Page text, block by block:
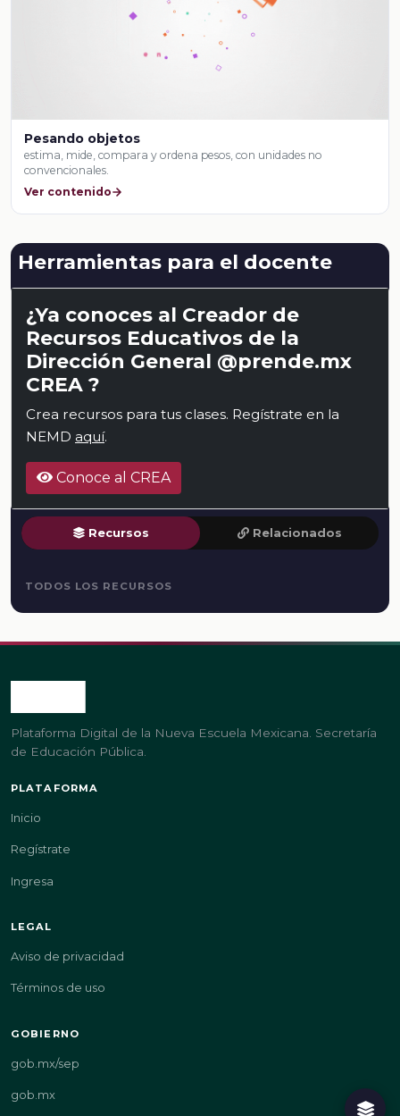
Pesando objetos
estima, mide, compara y ordena pesos, con unidades no
convencionales.
Ver contenido
Herramientas para el docente
¿Ya conoces al Creador de
Recursos Educativos de la
Dirección General @prende.mx
CREA ?
Crea recursos para tus clases. Regístrate en la
NEMD aquí.
Conoce al CREA
Recursos Relacionados
TODOS LOS RECURSOS
Plataforma Digital de la Nueva Escuela Mexicana. Secretaría
de Educación Pública.
PLATAFORMA
Inicio
Regístrate
Ingresa
LEGAL
Aviso de privacidad
Términos de uso
GOBIERNO
gob.mx/sep
gob.mx